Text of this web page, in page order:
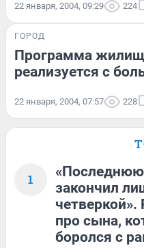
22 января, 2004, 09:29 224
ГОРОД
Программа
реализуется с
22 января, 2004, 07:57 228
1
закончил
четверкой».
про сына,
боролся с